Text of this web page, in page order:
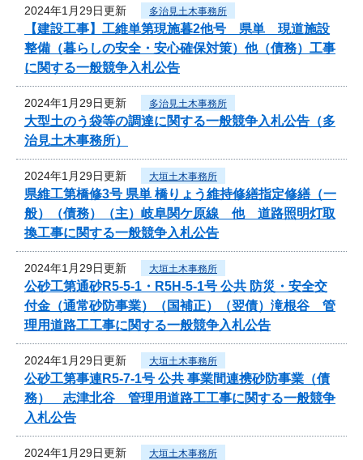
2024年1月29日更新 多治見土木事務所
【建設工事】工維単第現施暮2他号 県単 現道施設
整備（暮らしの安全・安心確保対策）他（債務）工事
に関する一般競争入札公告
2024年1月29日更新 多治見土木事務所
大型土のう袋等の調達に関する一般競争入札公告（多
治見土木事務所）
2024年1月29日更新 大垣土木事務所
県維工第橋修3号 県単 橋りょう維持修繕指定修繕（一
般）（債務）（主）岐阜関ケ原線 他 道路照明灯取
換工事に関する一般競争入札公告
2024年1月29日更新 大垣土木事務所
公砂工第通砂R5-5-1・R5H-5-1号 公共 防災・安全交
付金（通常砂防事業）（国補正）（翌債）滝根谷 管
理用道路工工事に関する一般競争入札公告
2024年1月29日更新 大垣土木事務所
公砂工第事連R5-7-1号 公共 事業間連携砂防事業（債
務） 志津北谷 管理用道路工工事に関する一般競争
入札公告
2024年1月29日更新 大垣土木事務所